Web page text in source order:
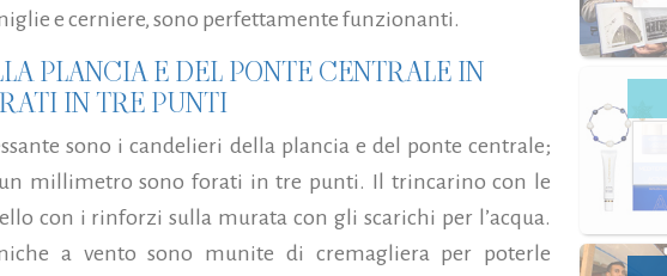
e cerniere, sono perfettamente funzionanti.
PLANCIA E DEL PONTE CENTRALE IN
IN TRE PUNTI
sono i candelieri della plancia e del ponte centrale;
millimetro sono forati in tre punti. Il trincarino con le
con i rinforzi sulla murata con gli scarichi per l’acqua.
a vento sono munite di cremagliera per poterle